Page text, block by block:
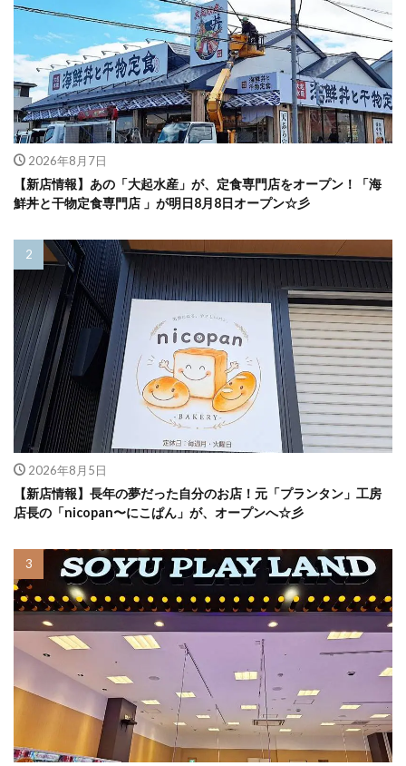
2026年8月7日
【新店情報】あの「大起水産」が、定食専門店をオープン！「海
鮮丼と干物定食専門店 」が明日8月8日オープン☆彡
2026年8月5日
【新店情報】長年の夢だった自分のお店！元「プランタン」工房
店長の「nicopan〜にこぱん」が、オープンへ☆彡